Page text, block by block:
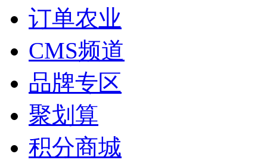
订单农业
CMS频道
品牌专区
聚划算
积分商城